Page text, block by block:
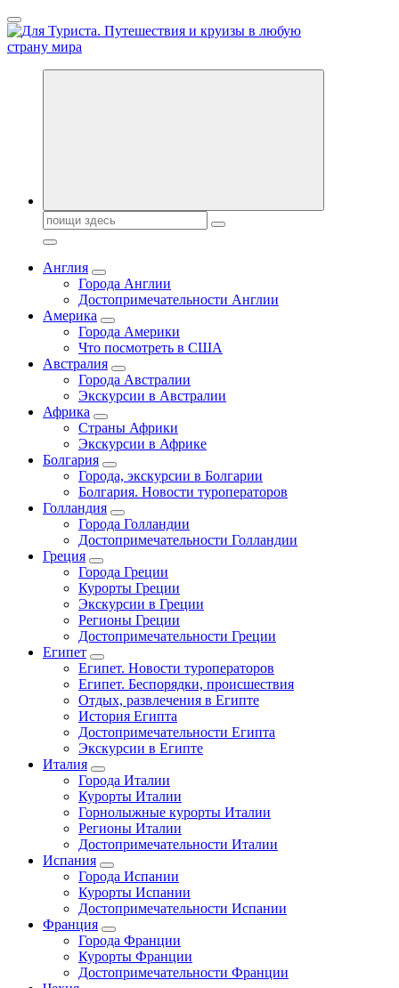
Перейти
к
содержанию
Новости туризма, куда поехать на отдых, где провести отпуск.
Поиск:
Англия
Города Англии
Достопримечательности Англии
Америка
Города Америки
Что посмотреть в США
Австралия
Города Австралии
Экскурсии в Австралии
Африка
Страны Африки
Экскурсии в Африке
Болгария
Города, экскурсии в Болгарии
Болгария. Новости туроператоров
Голландия
Города Голландии
Достопримечательности Голландии
Греция
Города Греции
Курорты Греции
Экскурсии в Греции
Регионы Греции
Достопримечательности Греции
Египет
Египет. Новости туроператоров
Египет. Беспорядки, происшествия
Отдых, развлечения в Египте
История Египта
Достопримечательности Египта
Экскурсии в Египте
Италия
Города Италии
Курорты Италии
Горнолыжные курорты Италии
Регионы Италии
Достопримечательности Италии
Испания
Города Испании
Курорты Испании
Достопримечательности Испании
Франция
Города Франции
Курорты Франции
Достопримечательности Франции